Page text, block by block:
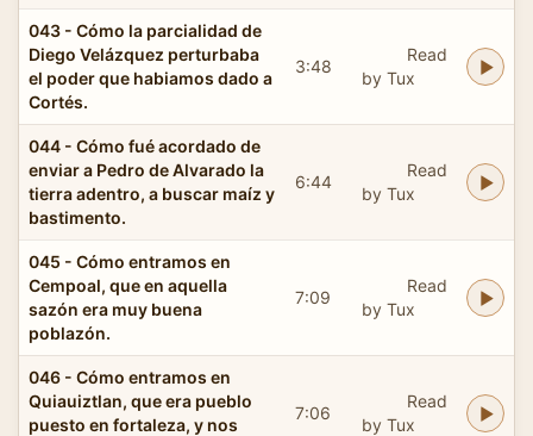
043 - Cómo la parcialidad de
Diego Velázquez perturbaba
el poder que habiamos dado a
Cortés.
3:48
Read
by Tux
044 - Cómo fué acordado de
enviar a Pedro de Alvarado la
tierra adentro, a buscar maíz y
bastimento.
6:44
Read
by Tux
045 - Cómo entramos en
Cempoal, que en aquella
sazón era muy buena
poblazón.
7:09
Read
by Tux
046 - Cómo entramos en
Quiauiztlan, que era pueblo
puesto en fortaleza, y nos
7:06
Read
by Tux